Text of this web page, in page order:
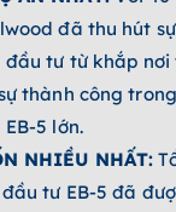
đã thu hút
đầu tư từ khắp
thành công
5 lớn.
NHIỀU NHẤT:
đầu tư EB-5 đã